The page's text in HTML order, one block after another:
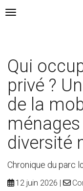
Navigation Toggle
Qui
privé ?
de la
diversité
Chronique du parc
12 juin 2026